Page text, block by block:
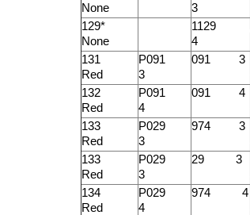
None
3
129*
None
1129
4
131
Red
P091
3
091 3
132
Red
P091
4
091 4
133
Red
P029
3
974 3
133
Red
P029
3
29 3
134
Red
P029
4
974 4